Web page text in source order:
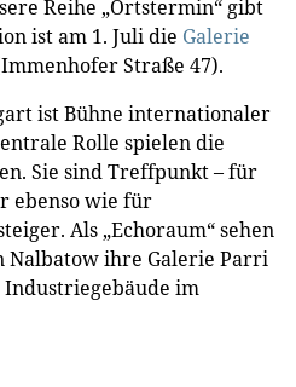
Reihe „Ortstermin“ gibt
ist am 1. Juli die Galerie
Straße 47).
ist Bühne internationaler
Rolle spielen die
Sie sind Treffpunkt – für
ebenso wie für
Als „Echoraum“ sehen
Nalbatow ihre Galerie Parri
im